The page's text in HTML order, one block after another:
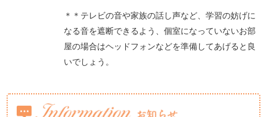
＊＊テレビの音や家族の話し声など、学習の妨げに
なる音を遮断できるよう、個室になっていないお部
屋の場合はヘッドフォンなどを準備してあげると良
いでしょう。